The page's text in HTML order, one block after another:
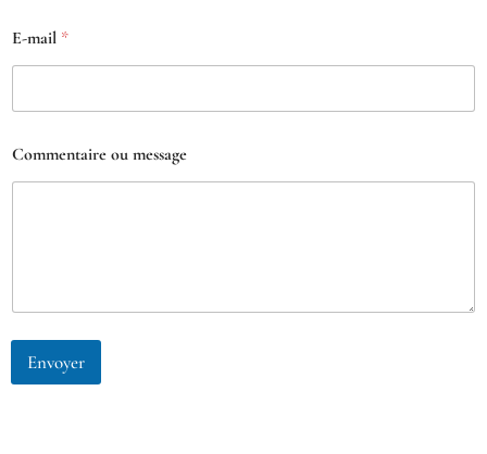
o
m
C
m
m
e
e
E-mail *
Commentaire ou message
Envoyer